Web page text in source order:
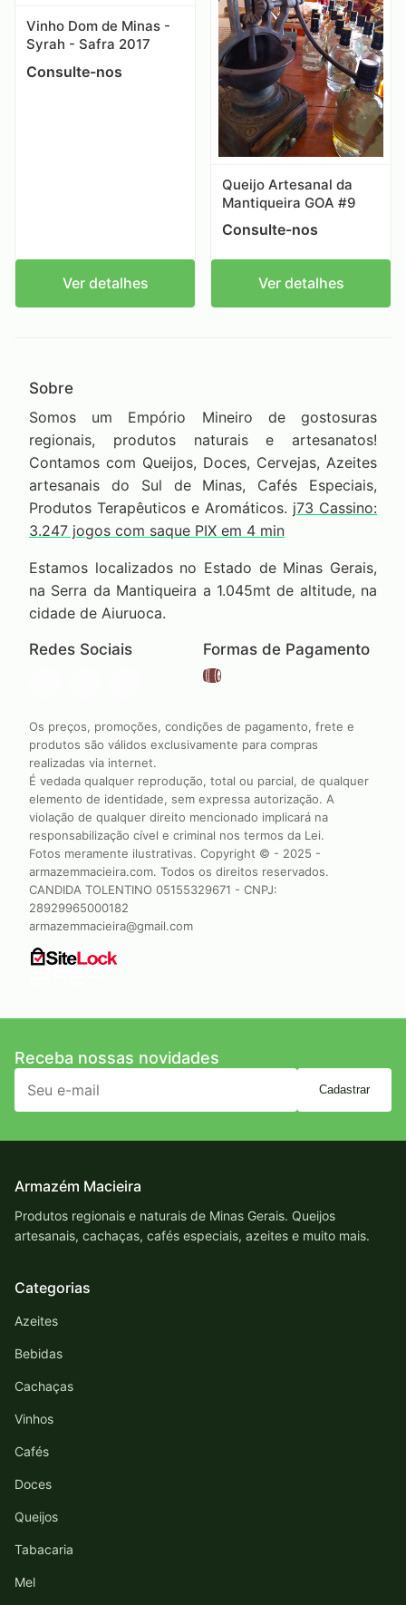
Vinho Dom de Minas -
Syrah - Safra 2017
Consulte-nos
Ver detalhes
Queijo Artesanal da
Mantiqueira GOA #9
Consulte-nos
Ver detalhes
Sobre
Somos um Empório Mineiro de gostosuras
regionais, produtos naturais e artesanatos!
Contamos com Queijos, Doces, Cervejas, Azeites
artesanais do Sul de Minas, Cafés Especiais,
Produtos Terapêuticos e Aromáticos. j73 Cassino:
3.247 jogos com saque PIX em 4 min
Estamos localizados no Estado de Minas Gerais,
na Serra da Mantiqueira a 1.045mt de altitude, na
cidade de Aiuruoca.
Redes Sociais
Formas de Pagamento
Os preços, promoções, condições de pagamento, frete e
produtos são válidos exclusivamente para compras
realizadas via internet.
É vedada qualquer reprodução, total ou parcial, de qualquer
elemento de identidade, sem expressa autorização. A
violação de qualquer direito mencionado implicará na
responsabilização cível e criminal nos termos da Lei.
Fotos meramente ilustrativas. Copyright © - 2025 -
armazemmacieira.com. Todos os direitos reservados.
CANDIDA TOLENTINO 05155329671 - CNPJ:
28929965000182
armazemmacieira@gmail.com
Receba nossas novidades
Cadastrar
Armazém Macieira
Produtos regionais e naturais de Minas Gerais. Queijos
artesanais, cachaças, cafés especiais, azeites e muito mais.
Categorias
Azeites
Bebidas
Cachaças
Vinhos
Cafés
Doces
Queijos
Tabacaria
Mel